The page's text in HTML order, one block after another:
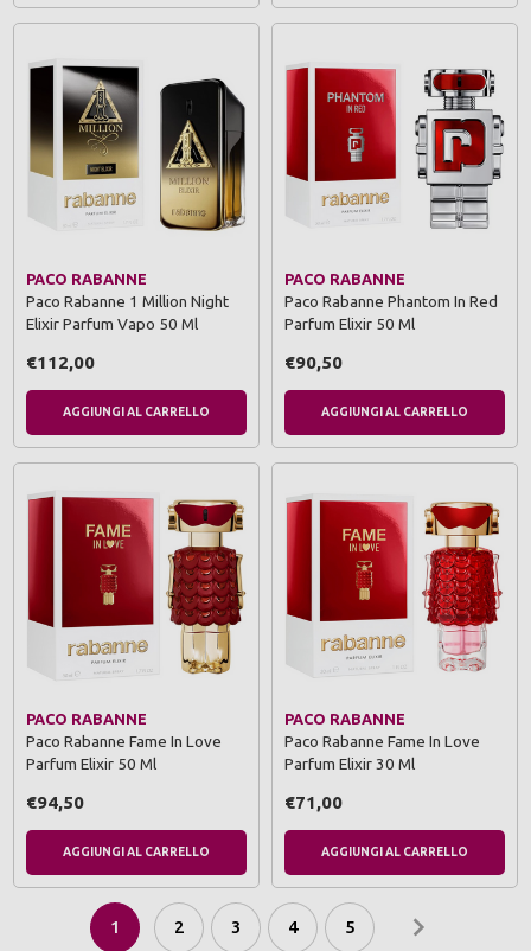
PACO RABANNE
Paco Rabanne 1 Million Night
Elixir Parfum Vapo 50 Ml
€112,00
AGGIUNGI AL CARRELLO
PACO RABANNE
Paco Rabanne Phantom In Red
Parfum Elixir 50 Ml
€90,50
AGGIUNGI AL CARRELLO
PACO RABANNE
Paco Rabanne Fame In Love
Parfum Elixir 50 Ml
€94,50
AGGIUNGI AL CARRELLO
PACO RABANNE
Paco Rabanne Fame In Love
Parfum Elixir 30 Ml
€71,00
AGGIUNGI AL CARRELLO
1 2 3 4 5